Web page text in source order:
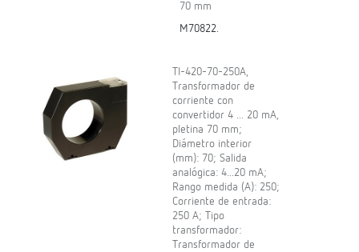
70 mm
M70822.
TI-420-70-250A,
Transformador de
corriente con
convertidor 4 ... 20 mA,
pletina 70 mm;
Diámetro interior
(mm): 70; Salida
analógica: 4...20 mA;
Rango medida (A): 250;
Corriente de entrada:
250 A; Tipo
transformador:
Transformador de